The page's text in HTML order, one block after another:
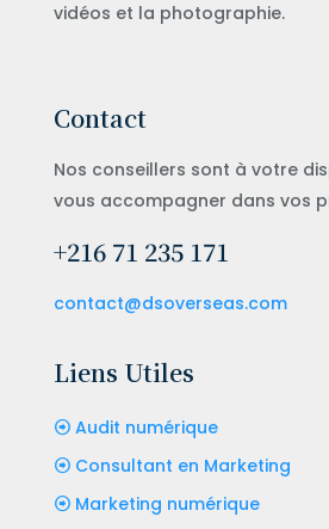
vidéos et la photographie.
Contact
Nos conseillers sont à votre
vous accompagner dans vos
+216 71 235 171
contact@dsoverseas.com
Liens Utiles
Audit numérique
Consultant en Marketing
Marketing numérique